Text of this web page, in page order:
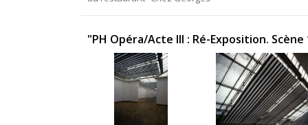
"PH Opéra/Acte III : Ré-Exposition.